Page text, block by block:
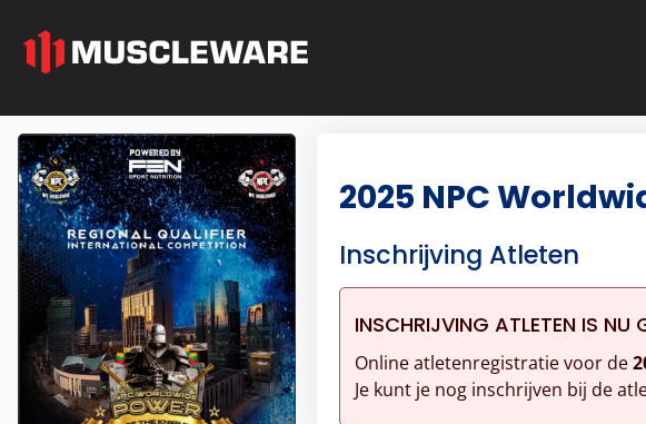
2025 NPC
Inschrijving Atleten
INSCHRIJVING ATLETEN IS NU
Online atletenregistratie voor de
Je kunt je nog inschrijven bij de